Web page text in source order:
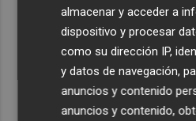
Estos son los estrenos que
de la comedia 'El último mono'
'La Patrulla Canina'
almacenar y acceder a
dispositivo y procesar
como su dirección IP,
y datos de navegación,
anuncios y contenido
anuncios y contenido,